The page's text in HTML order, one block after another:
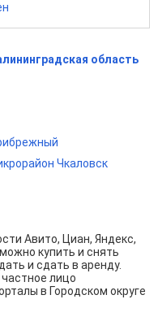
область
Чкаловск
Авито, Циан, Яндекс,
купить и снять
и сдать в аренду.
лицо
в Городском округе